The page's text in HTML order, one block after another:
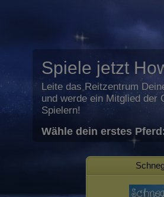
Spiele jetzt
Leite das Reitzentrum
und werde ein Mitglied der
Spielern!
Wähle dein erstes